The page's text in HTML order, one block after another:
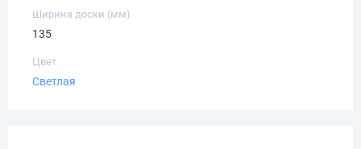
Ширина доски (мм)
135
Цвет
Светлая